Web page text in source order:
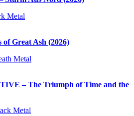
Metal
Great Ash (2026)
Metal
– The Triumph of Time and the
Metal